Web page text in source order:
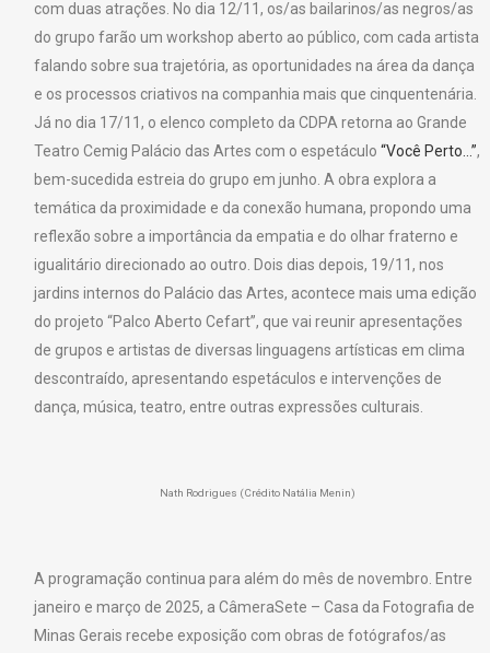
com duas atrações. No dia 12/11, os/as bailarinos/as negros/as
do grupo farão um workshop aberto ao público, com cada artista
falando sobre sua trajetória, as oportunidades na área da dança
e os processos criativos na companhia mais que cinquentenária.
Já no dia 17/11, o elenco completo da CDPA retorna ao Grande
Teatro Cemig Palácio das Artes com o espetáculo “Você Perto…”,
bem-sucedida estreia do grupo em junho. A obra explora a
temática da proximidade e da conexão humana, propondo uma
reflexão sobre a importância da empatia e do olhar fraterno e
igualitário direcionado ao outro. Dois dias depois, 19/11, nos
jardins internos do Palácio das Artes, acontece mais uma edição
do projeto “Palco Aberto Cefart”, que vai reunir apresentações
de grupos e artistas de diversas linguagens artísticas em clima
descontraído, apresentando espetáculos e intervenções de
dança, música, teatro, entre outras expressões culturais.
Nath Rodrigues (Crédito Natália Menin)
A programação continua para além do mês de novembro. Entre
janeiro e março de 2025, a CâmeraSete – Casa da Fotografia de
Minas Gerais recebe exposição com obras de fotógrafos/as